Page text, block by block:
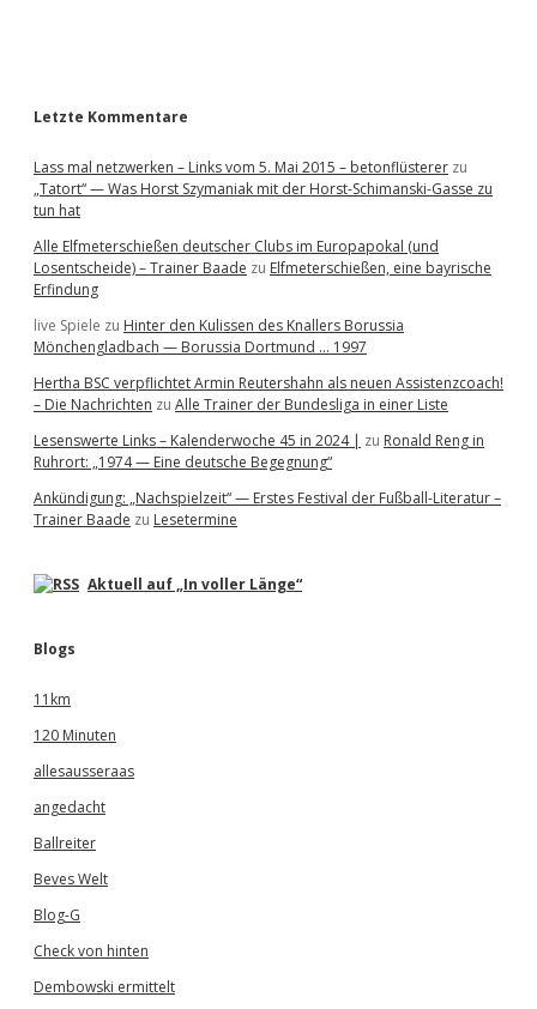
Letzte Kommentare
Lass mal netzwerken – Links vom 5. Mai 2015 – betonflüsterer zu
„Tatort“ — Was Horst Szymaniak mit der Horst-Schimanski-Gasse zu
tun hat
Alle Elfmeterschießen deutscher Clubs im Europapokal (und
Losentscheide) – Trainer Baade zu Elfmeterschießen, eine bayrische
Erfindung
live Spiele zu Hinter den Kulissen des Knallers Borussia
Mönchengladbach — Borussia Dortmund … 1997
Hertha BSC verpflichtet Armin Reutershahn als neuen Assistenzcoach!
– Die Nachrichten zu Alle Trainer der Bundesliga in einer Liste
Lesenswerte Links – Kalenderwoche 45 in 2024 | zu Ronald Reng in
Ruhrort: „1974 — Eine deutsche Begegnung“
Ankündigung: „Nachspielzeit“ — Erstes Festival der Fußball-Literatur –
Trainer Baade zu Lesetermine
Aktuell auf „In voller Länge“
Blogs
11km
120 Minuten
allesausseraas
angedacht
Ballreiter
Beves Welt
Blog-G
Check von hinten
Dembowski ermittelt